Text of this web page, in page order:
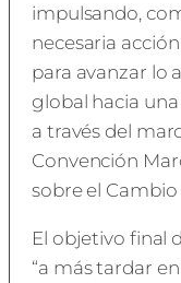
impulsando,
necesaria
para avanzar lo
global hacia
a través del
Convención
sobre el
El objetivo final
“a más tardar